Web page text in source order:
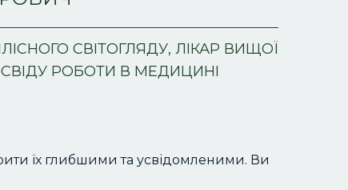
СВІТОГЛЯДУ, ЛІКАР ВИЩОЇ
РОБОТИ В МЕДИЦИНІ
їх глибшими та усвідомленими. Ви